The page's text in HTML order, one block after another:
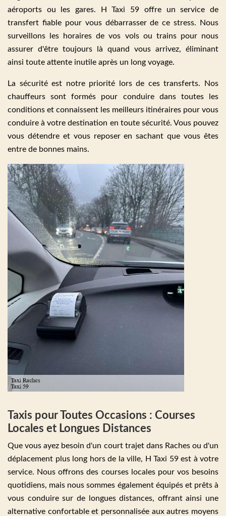
aéroports ou les gares. H Taxi 59 offre un service de
transfert fiable pour vous débarrasser de ce stress. Nous
surveillons les horaires de vos vols ou trains pour nous
assurer d'être toujours là quand vous arrivez, éliminant
ainsi toute attente inutile après un long voyage.
La sécurité est notre priorité lors de ces transferts. Nos
chauffeurs sont formés pour conduire dans toutes les
conditions et connaissent les meilleurs itinéraires pour vous
conduire à votre destination en toute sécurité. Vous pouvez
vous détendre et vous reposer en sachant que vous êtes
entre de bonnes mains.
Taxis pour Toutes Occasions : Courses
Locales et Longues Distances
Que vous ayez besoin d'un court trajet dans Raches ou d'un
déplacement plus long hors de la ville, H Taxi 59 est à votre
service. Nous offrons des courses locales pour vos besoins
quotidiens, mais nous sommes également équipés et prêts à
vous conduire sur de longues distances, offrant ainsi une
alternative confortable et personnalisée aux autres moyens